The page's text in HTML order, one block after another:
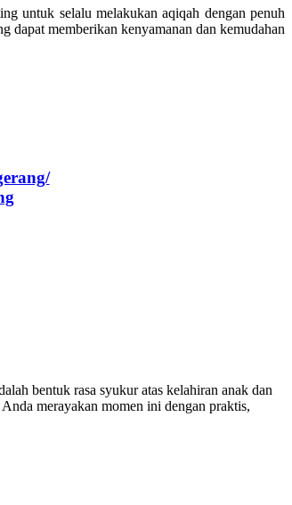
untuk selalu melakukan aqiqah dengan penuh
dapat memberikan kenyamanan dan kemudahan
bentuk rasa syukur atas kelahiran anak dan
merayakan momen ini dengan praktis,